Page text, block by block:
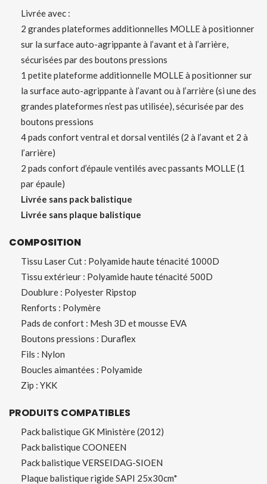
Livrée avec :
2 grandes plateformes additionnelles MOLLE à positionner
sur la surface auto-agrippante à l’avant et à l’arrière,
sécurisées par des boutons pressions
1 petite plateforme additionnelle MOLLE à positionner sur
la surface auto-agrippante à l’avant ou à l’arrière (si une des
grandes plateformes n’est pas utilisée), sécurisée par des
boutons pressions
4 pads confort ventral et dorsal ventilés (2 à l’avant et 2 à
l’arrière)
2 pads confort d’épaule ventilés avec passants MOLLE (1
par épaule)
Livrée sans pack balistique
Livrée sans plaque balistique
COMPOSITION
Tissu Laser Cut : Polyamide haute ténacité 1000D
Tissu extérieur : Polyamide haute ténacité 500D
Doublure : Polyester Ripstop
Renforts : Polymère
Pads de confort : Mesh 3D et mousse EVA
Boutons pressions : Duraflex
Fils : Nylon
Boucles aimantées : Polyamide
Zip : YKK
PRODUITS COMPATIBLES
Pack balistique GK Ministère (2012)
Pack balistique COONEEN
Pack balistique VERSEIDAG-SIOEN
Plaque balistique rigide SAPI 25x30cm*